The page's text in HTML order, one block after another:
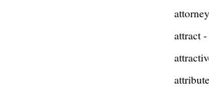
attract